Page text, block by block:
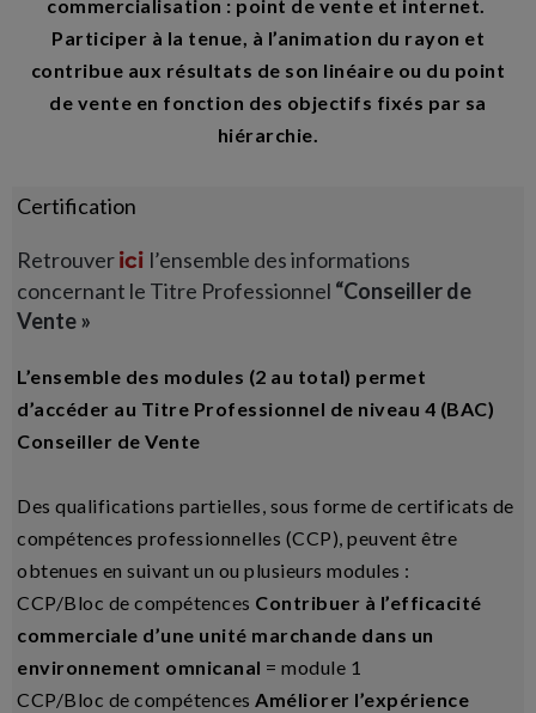
commercialisation : point de vente et internet.
Participer à la tenue, à l’animation du rayon et
contribue aux résultats de son linéaire ou du point
de vente en fonction des objectifs fixés par sa
hiérarchie.
Certification
Retrouverici l’ensemble des informations
concernant le Titre Professionnel “Conseiller de
Vente »
L’ensemble des modules (2 au total) permet
d’accéder au Titre Professionnel de niveau 4 (BAC)
Conseiller de Vente
Des qualifications partielles, sous forme de certificats de
compétences professionnelles (CCP), peuvent être
obtenues en suivant un ou plusieurs modules :
CCP/Bloc de compétences Contribuer à l’efficacité
commerciale d’une unité marchande dans un
environnement omnicanal = module 1
CCP/Bloc de compétencesAméliorer l’expérience